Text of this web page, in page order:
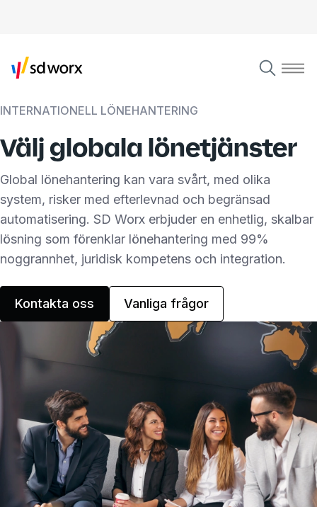
INTERNATIONELL LÖNEHANTERING
Välj globala lönetjänster
Global lönehantering kan vara svårt, med olika
system, risker med efterlevnad och begränsad
automatisering. SD Worx erbjuder en enhetlig, skalbar
lösning som förenklar lönehantering med 99%
noggrannhet, juridisk kompetens och integration.
Kontakta oss Vanliga frågor